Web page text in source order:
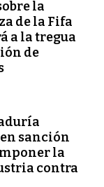
la
de la Fifa
a la tregua
de
sanción
la
contra